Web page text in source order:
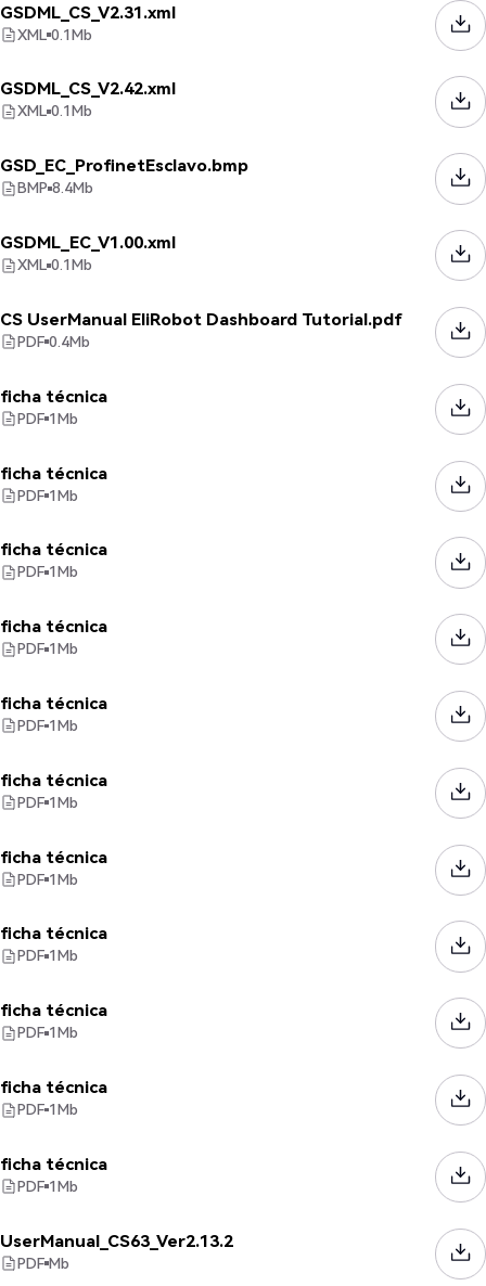
GSDML_CS_V2.31.xml
XML 0.1Mb
GSDML_CS_V2.42.xml
XML 0.1Mb
GSD_EC_ProfinetEsclavo.bmp
BMP 8.4Mb
GSDML_EC_V1.00.xml
XML 0.1Mb
CS UserManual EliRobot Dashboard Tutorial.pdf
PDF 0.4Mb
ficha técnica
PDF 1Mb
ficha técnica
PDF 1Mb
ficha técnica
PDF 1Mb
ficha técnica
PDF 1Mb
ficha técnica
PDF 1Mb
ficha técnica
PDF 1Mb
ficha técnica
PDF 1Mb
ficha técnica
PDF 1Mb
ficha técnica
PDF 1Mb
ficha técnica
PDF 1Mb
ficha técnica
PDF 1Mb
UserManual_CS63_Ver2.13.2
PDF Mb